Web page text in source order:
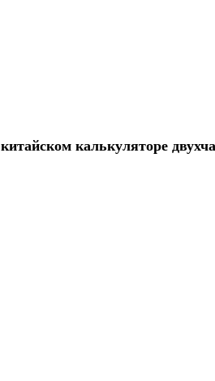
китайском калькуляторе